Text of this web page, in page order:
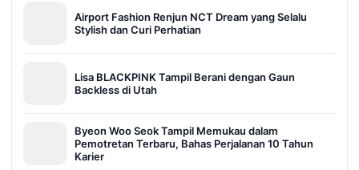
Airport Fashion Renjun NCT Dream yang Selalu
Stylish dan Curi Perhatian
Lisa BLACKPINK Tampil Berani dengan Gaun
Backless di Utah
Byeon Woo Seok Tampil Memukau dalam
Pemotretan Terbaru, Bahas Perjalanan 10 Tahun
Karier